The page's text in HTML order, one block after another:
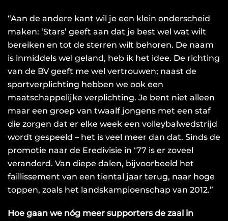
“Aan de andere kant wil je een klein onderscheid
maken: ‘Stars’ geeft aan dat je best wel wat wilt
bereiken en tot de sterren wilt behoren. De naam
is inmiddels wel geland, heb ik het idee. De richting
van de BV geeft me wel vertrouwen; naast de
sportverplichting hebben we ook een
maatschappelijke verplichting. Je bent niet alleen
maar een groep van twaalf jongens met een staf
die zorgen dat er elke week een volleybalwedstrijd
wordt gespeeld – het is veel meer dan dat. Sinds de
promotie naar de Eredivisie in ‘77 is er zoveel
veranderd. Van diepe dalen, bijvoorbeeld het
faillissement van een tiental jaar terug, naar hoge
toppen, zoals het landskampioenschap van 2012.”
Hoe gaan we nóg meer supporters de zaal in